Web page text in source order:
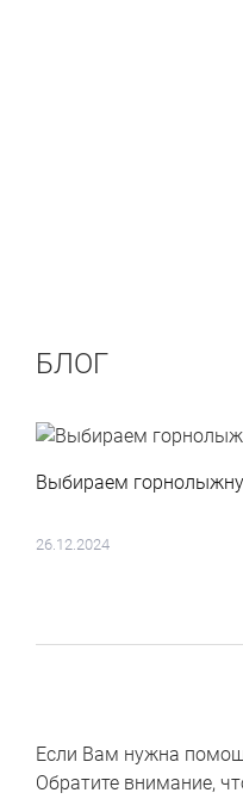
БЛОГ
Выбираем
26.12.2024
Если Вам нужна
Обратите внимание,